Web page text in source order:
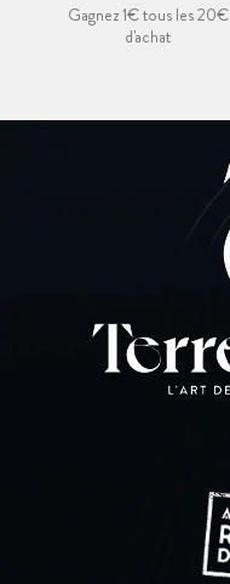
Gagnez 1€ tous les 20€
d'achat